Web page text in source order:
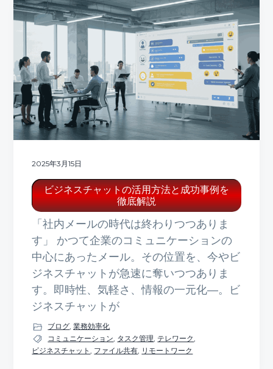
2025年3月15日
ビジネスチャットの活用方法と成功事例を
徹底解説
「社内メールの時代は終わりつつありま
す」 かつて企業のコミュニケーションの
中心にあったメール。その位置を、今やビ
ジネスチャットが急速に奪いつつありま
す。即時性、気軽さ、情報の一元化—。ビ
ジネスチャットが
ブログ ,業務効率化
コミュニケーション タスク管理 テレワーク
ビジネスチャット
ファイル共有 リモートワーク